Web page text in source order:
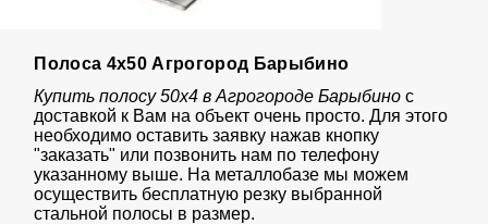
Полоса 4х50 Агрогород Барыбино
Купить полосу 50х4 в Агрогороде Барыбинос
доставкой к Вам на объект очень просто. Для этого
необходимо оставить заявку нажав кнопку
"заказать" или позвонить нам по телефону
указанному выше. На металлобазе мы можем
осуществить бесплатную резку выбранной
стальной полосы в размер.